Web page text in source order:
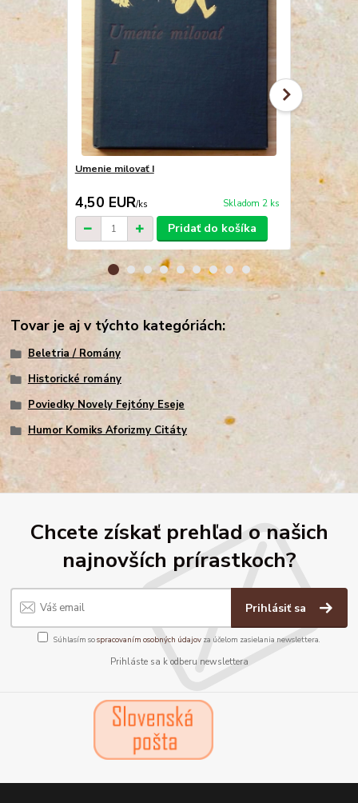
Umenie milovať I
4,50 EUR/ks Skladom 2 ks
Pridať do košíka
3,50
Tovar je aj v týchto kategóriách:
Beletria / Romány
Historické romány
Poviedky Novely Fejtóny Eseje
Humor Komiks Aforizmy Citáty
Chcete získať prehľad o našich
najnovších prírastkoch?
Prihlásiť sa
Súhlasím sospracovaním osobných údajov za účelom zasielania newslettera.
Prihláste sa k odberu newslettera